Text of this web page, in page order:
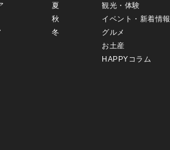
夏
秋
冬
観光・体験
イベント・新着情報
グルメ
お土産
HAPPYコラム